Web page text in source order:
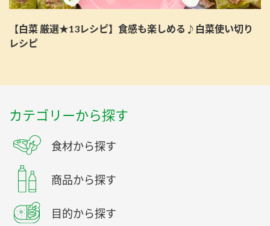
【白菜 厳選★13レシピ】食感も楽しめる♪白菜使い切り
レシピ
カテゴリーから探す
食材から探す
商品から探す
目的から探す